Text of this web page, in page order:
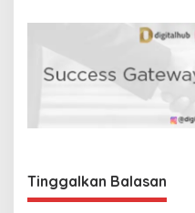
o
Tinggalkan Balasan